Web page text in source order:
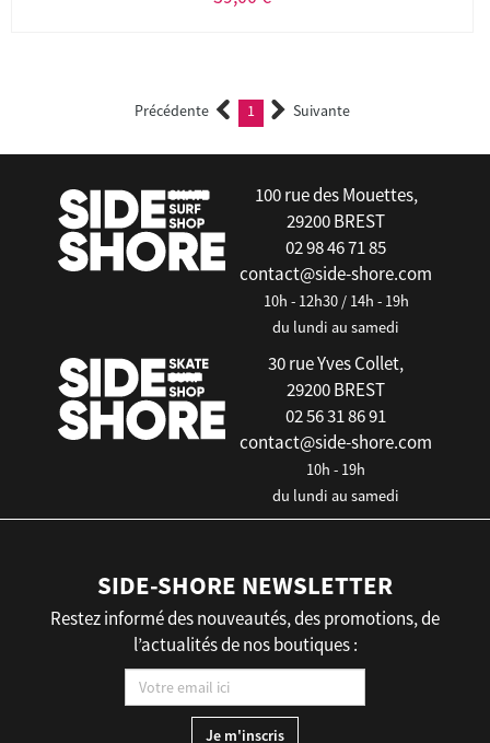
Précédente 1 (current)Suivante
100 rue des Mouettes,
29200 BREST
02 98 46 71 85
contact@side-shore.com
10h - 12h30 / 14h - 19h
du lundi au samedi
30 rue Yves Collet,
29200 BREST
02 56 31 86 91
contact@side-shore.com
10h - 19h
du lundi au samedi
SIDE-SHORE NEWSLETTER
Restez informé des nouveautés, des promotions, de
l’actualités de nos boutiques :